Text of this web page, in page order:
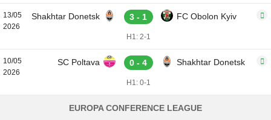
13/05
2026
Shakhtar Donetsk 3 - 1 FC Obolon Kyiv
H1: 2-1
10/05
2026
SC Poltava 0 - 4 Shakhtar Donetsk
H1: 0-1
EUROPA CONFERENCE LEAGUE